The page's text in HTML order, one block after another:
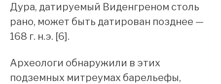
Дура, датируемый Виденгреном столь
рано, может быть датирован позднее —
168 г. н.э. [6].
Археологи обнаружили в этих
подземных митреумах барельефы,